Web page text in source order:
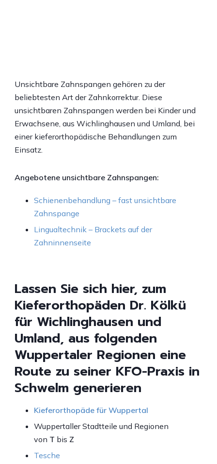
Unsichtbare Zahnspangen gehören zu der
beliebtesten Art der Zahnkorrektur. Diese
unsichtbaren Zahnspangen werden bei Kinder und
Erwachsene, aus Wichlinghausen und Umland, bei
einer kieferorthopädische Behandlungen zum
Einsatz.
Angebotene unsichtbare Zahnspangen:
Schienenbehandlung – fast unsichtbare
Zahnspange
Lingualtechnik – Brackets auf der
Zahninnenseite
Lassen Sie sich hier, zum
Kieferorthopäden Dr. Kölkü
für Wichlinghausen und
Umland, aus folgenden
Wuppertaler Regionen eine
Route zu seiner KFO-Praxis in
Schwelm generieren
Kieferorthopäde für Wuppertal
Wuppertaller Stadtteile und Regionen
von T bis Z
Tesche